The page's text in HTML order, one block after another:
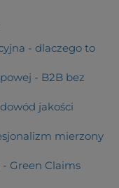
- dlaczego to
- B2B bez
jakości
mierzony
Green Claims